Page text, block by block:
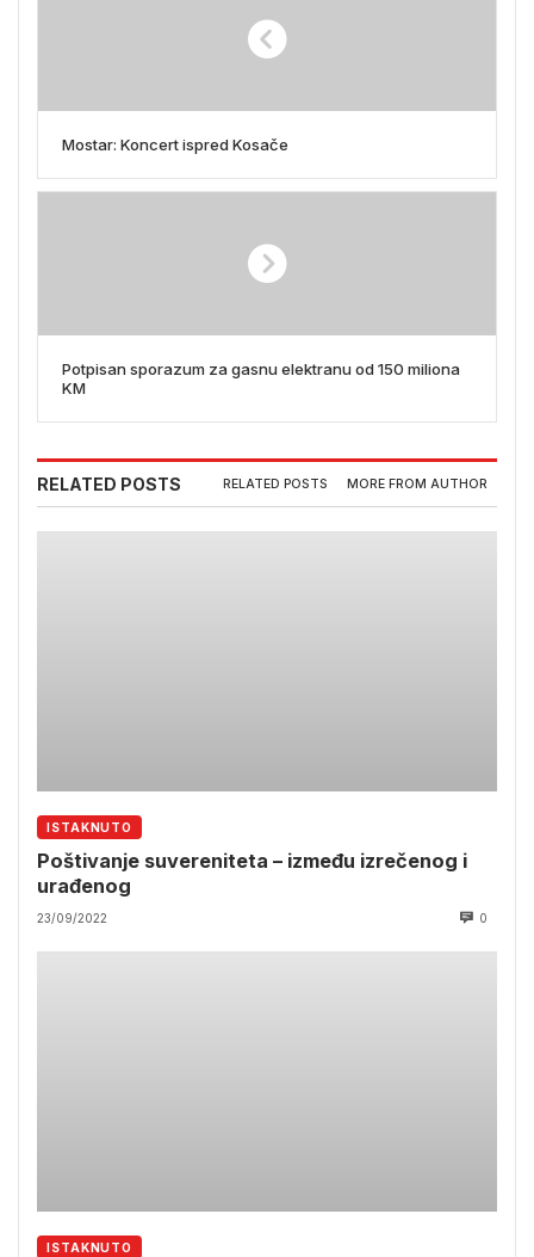
Mostar: Koncert ispred Kosače
Potpisan sporazum za gasnu elektranu od 150 miliona
KM
RELATED POSTS RELATED POSTS MORE FROM AUTHOR
ISTAKNUTO
Poštivanje suvereniteta – između izrečenog i
urađenog
23/09/2022 0
ISTAKNUTO